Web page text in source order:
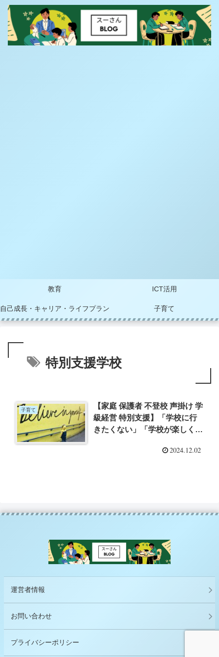
教育 ICT活用
自己成長・キャリア・ライフプラン 子育て
特別支援学校
子育て
【家庭 保護者 不登校 声掛け 学
級経営 特別支援】「学校に行
きたくない」「学校が楽しくな
2024.12.02
運営者情報
お問い合わせ
プライバシーポリシー